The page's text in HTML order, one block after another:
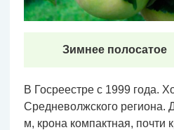
Зимнее полосатое
В Госреестре с 1999 года.
Средневолжского региона.
м, крона компактная, почти